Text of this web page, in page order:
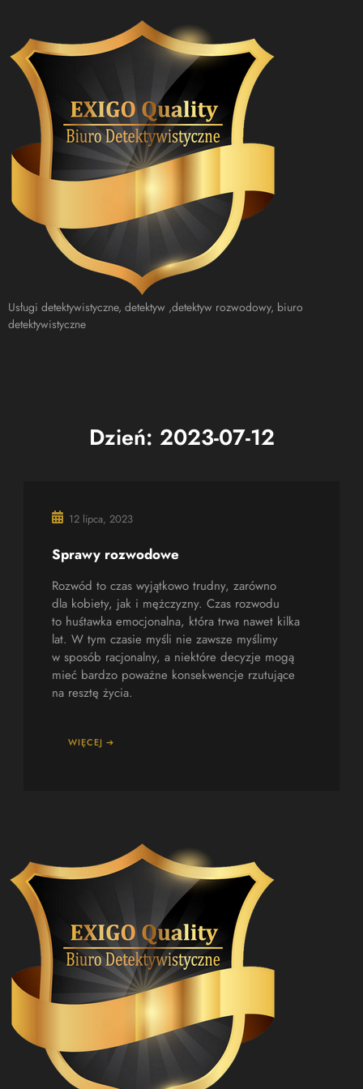
Usługi detektywistyczne, detektyw ,detektyw rozwodowy, biuro
detektywistyczne
Dzień: 2023-07-12
12 lipca, 2023
Sprawy rozwodowe
Rozwód to czas wyjątkowo trudny, zarówno
dla kobiety, jak i mężczyzny. Czas rozwodu
to huśtawka emocjonalna, która trwa nawet kilka
lat. W tym czasie myśli nie zawsze myślimy
w sposób racjonalny, a niektóre decyzje mogą
mieć bardzo poważne konsekwencje rzutujące
na resztę życia.
WIĘCEJ ➔